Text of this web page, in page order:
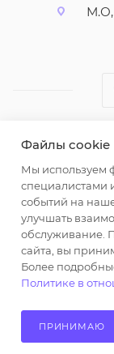
М.О,
2026
Любая
характер
на https://
наличии
Файлы cookie
Мы используем
специалистами
событий на
улучшать
обслуживание.
сайта, вы
Более
Политике в
ПРИНИМАЮ